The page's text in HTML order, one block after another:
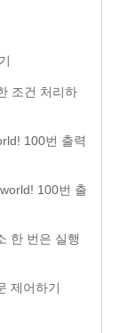
조건 처리하
100번 출력
100번 출
한 번은 실행
제어하기